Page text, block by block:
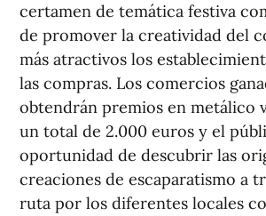
certamen de temática festiva
de promover la creatividad del
más atractivos los
las compras. Los comercios
obtendrán premios en metálico
un total de 2.000 euros y el
oportunidad de descubrir las
creaciones de escaparatismo a
ruta por los diferentes locales